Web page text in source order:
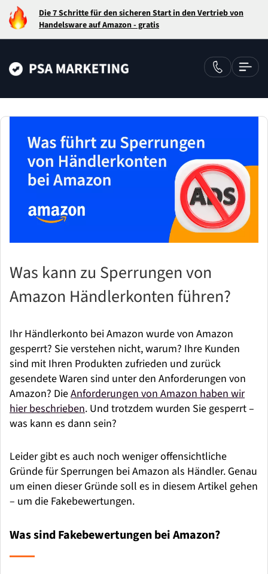
Die 7 Schritte für den sicheren Start in den Vertrieb von
Handelsware auf Amazon - gratis
Was kann zu Sperrungen von
Amazon Händlerkonten führen?
Ihr Händlerkonto bei Amazon wurde von Amazon
gesperrt? Sie verstehen nicht, warum? Ihre Kunden
sind mit Ihren Produkten zufrieden und zurück
gesendete Waren sind unter den Anforderungen von
Amazon? DieAnforderungen von Amazon haben wir
hier beschrieben. Und trotzdem wurden Sie gesperrt –
was kann es dann sein?
Leider gibt es auch noch weniger offensichtliche
Gründe für Sperrungen bei Amazon als Händler. Genau
um einen dieser Gründe soll es in diesem Artikel gehen
– um die Fakebewertungen.
Was sind Fakebewertungen bei Amazon?